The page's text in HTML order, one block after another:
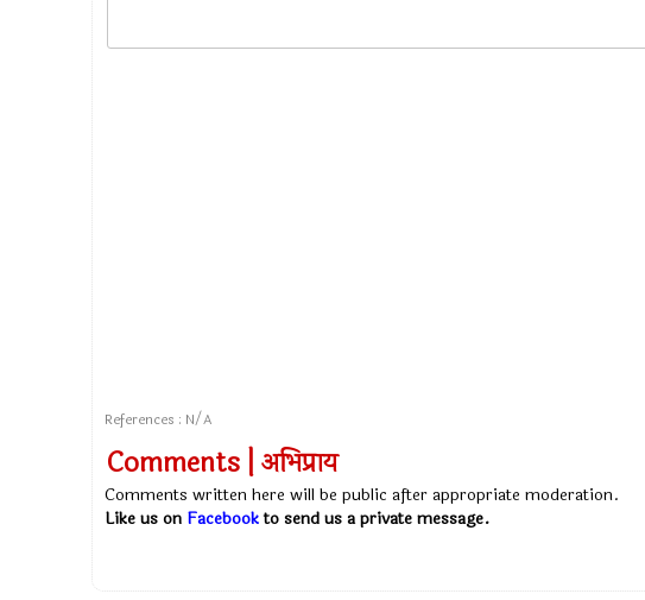
References : N/A
Comments | अभिप्राय
Comments written here will be public after appropriate moderation.
Like us on Facebookto send us a private message.